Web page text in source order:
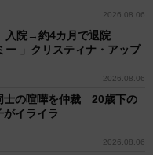
2026.08.06
入院→約4カ月で退院
」クリスティナ・アップ
2026.08.06
士の喧嘩を仲裁 20歳下の
イライラ
2026.08.06